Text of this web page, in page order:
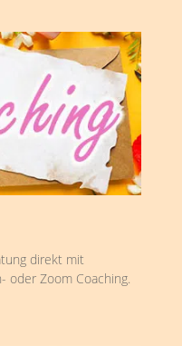
direkt mit
oder Zoom Coaching.